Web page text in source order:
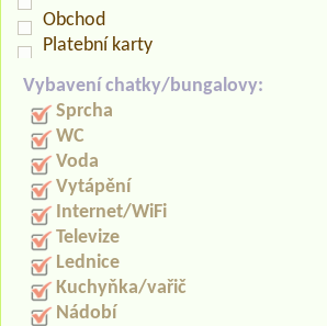
Obchod
Platební karty
Vybavení chatky/bungalovy:
Sprcha
WC
Voda
Vytápění
Internet/WiFi
Televize
Lednice
Kuchyňka/vařič
Nádobí